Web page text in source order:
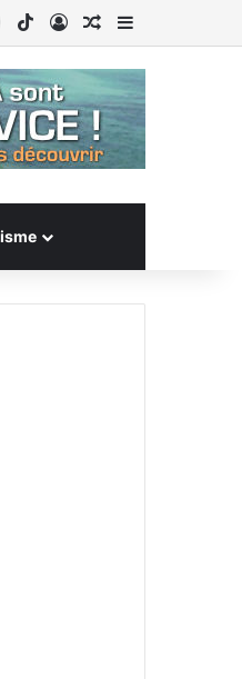
Instagram
TikTokConnexion
Article Aléatoire
Sidebar